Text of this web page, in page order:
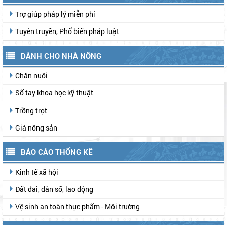
Trợ giúp pháp lý miễn phí
Tuyên truyền, Phổ biến pháp luật
DÀNH CHO NHÀ NÔNG
Chăn nuôi
Sổ tay khoa học kỹ thuật
Trồng trọt
Giá nông sản
BÁO CÁO THỐNG KÊ
Kinh tế xã hội
Đất đai, dân số, lao động
Vệ sinh an toàn thực phẩm - Môi trường